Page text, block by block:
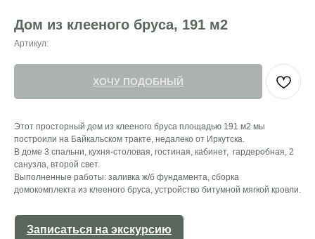
Дом из клееного бруса, 191 м2
Артикул:
ХОЧУ ПОДОБНЫЙ
Этот просторный дом из клееного бруса площадью 191 м2 мы
построили на Байкальском тракте, недалеко от Иркутска.
В доме 3 спальни, кухня-столовая, гостиная, кабинет, гардеробная, 2
санузла, второй свет.
Выполненные работы: заливка ж/б фундамента, сборка
домокомплекта из клееного бруса, устройство битумной мягкой кровли.
Записаться на экскурсию